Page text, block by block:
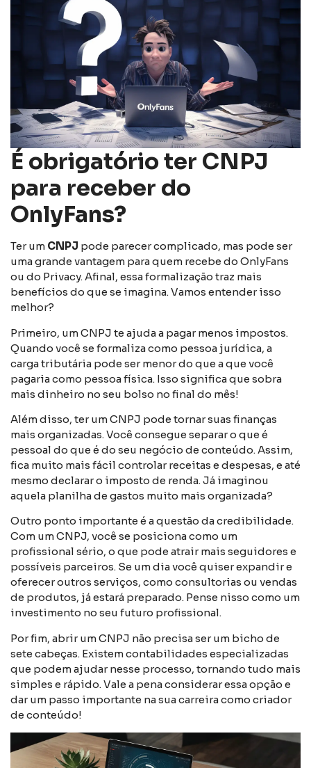
É obrigatório ter CNPJ
para receber do
OnlyFans?
Ter um CNPJ pode parecer complicado, mas pode ser
uma grande vantagem para quem recebe do OnlyFans
ou do Privacy. Afinal, essa formalização traz mais
benefícios do que se imagina. Vamos entender isso
melhor?
Primeiro, um CNPJ te ajuda a pagar menos impostos.
Quando você se formaliza como pessoa jurídica, a
carga tributária pode ser menor do que a que você
pagaria como pessoa física. Isso significa que sobra
mais dinheiro no seu bolso no final do mês!
Além disso, ter um CNPJ pode tornar suas finanças
mais organizadas. Você consegue separar o que é
pessoal do que é do seu negócio de conteúdo. Assim,
fica muito mais fácil controlar receitas e despesas, e até
mesmo declarar o imposto de renda. Já imaginou
aquela planilha de gastos muito mais organizada?
Outro ponto importante é a questão da credibilidade.
Com um CNPJ, você se posiciona como um
profissional sério, o que pode atrair mais seguidores e
possíveis parceiros. Se um dia você quiser expandir e
oferecer outros serviços, como consultorias ou vendas
de produtos, já estará preparado. Pense nisso como um
investimento no seu futuro profissional.
Por fim, abrir um CNPJ não precisa ser um bicho de
sete cabeças. Existem contabilidades especializadas
que podem ajudar nesse processo, tornando tudo mais
simples e rápido. Vale a pena considerar essa opção e
dar um passo importante na sua carreira como criador
de conteúdo!